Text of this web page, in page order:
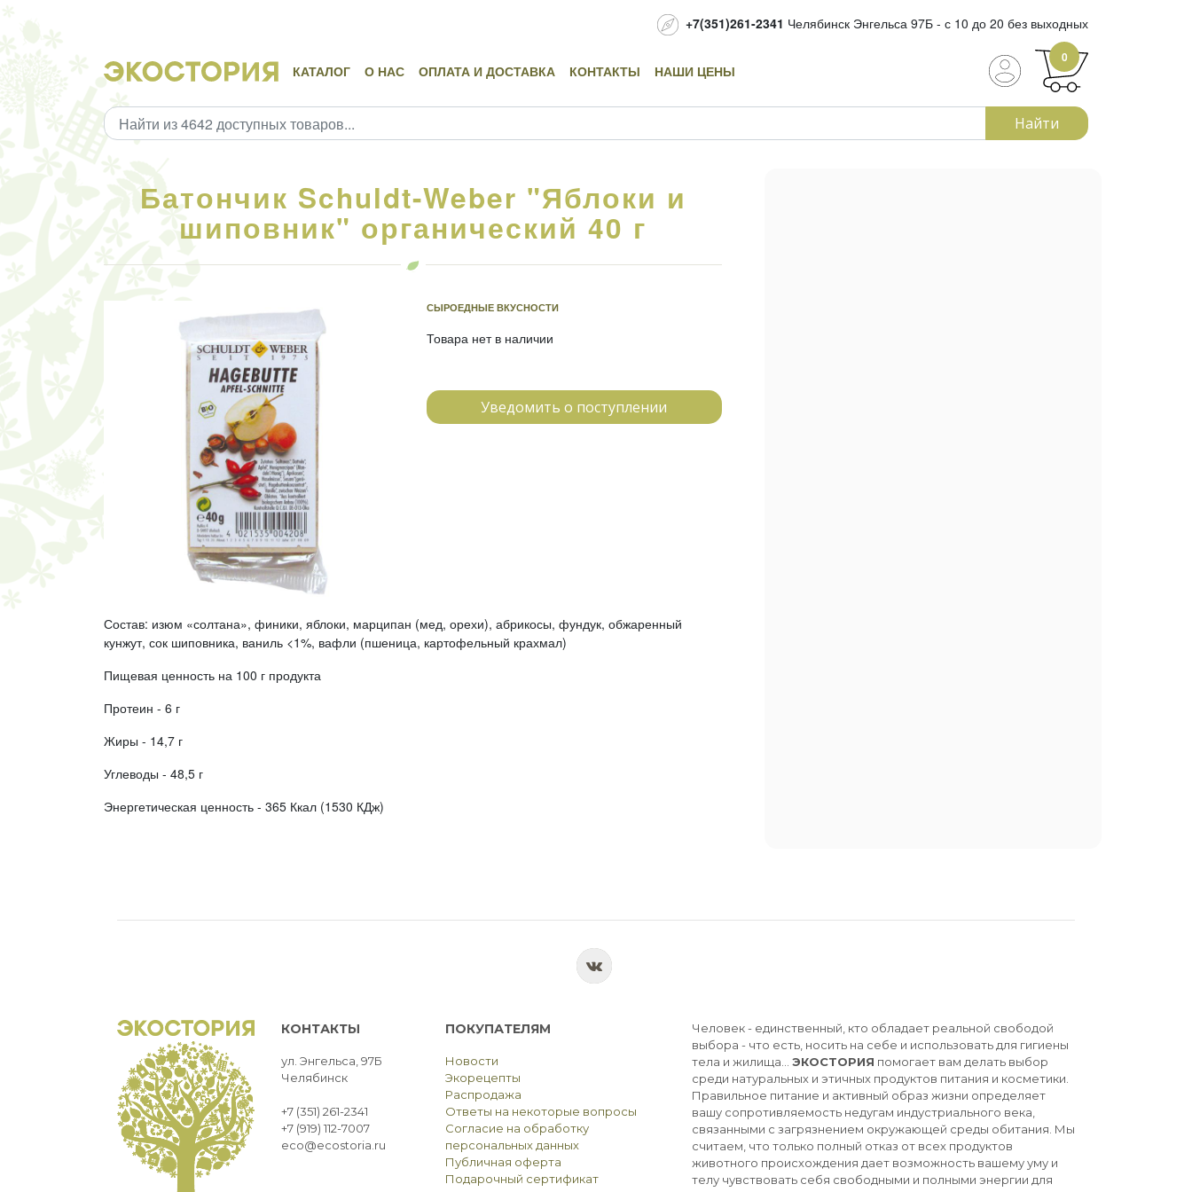
+7(351)261-2341 Челябинск Энгельса 97Б - с 10 до 20 без выходных
КАТАЛОГ О НАС ОПЛАТА И ДОСТАВКА КОНТАКТЫ НАШИ ЦЕНЫ
0
Найти
Батончик Schuldt-Weber "Яблоки и
шиповник" органический 40 г
СЫРОЕДНЫЕ ВКУСНОСТИ
Товара нет в наличии
Уведомить о поступлении
Состав: изюм «солтана», финики, яблоки, марципан (мед, орехи), абрикосы, фундук, обжаренный
кунжут, сок шиповника, ваниль <1%, вафли (пшеница, картофельный крахмал)
Пищевая ценность на 100 г продукта
Протеин - 6 г
Жиры - 14,7 г
Углеводы - 48,5 г
Энергетическая ценность - 365 Ккал (1530 КДж)
КОНТАКТЫ
ул. Энгельса, 97Б
Челябинск
+7 (351) 261-2341
+7 (919) 112-7007
eco@ecostoria.ru
ПОКУПАТЕЛЯМ
Новости
Экорецепты
Распродажа
Ответы на некоторые вопросы
Согласие на обработку
персональных данных
Публичная оферта
Подарочный сертификат
Человек - единственный, кто обладает реальной свободой
выбора - что есть, носить на себе и использовать для гигиены
тела и жилища... ЭКОСТОРИЯ помогает вам делать выбор
среди натуральных и этичных продуктов питания и косметики.
Правильное питание и активный образ жизни определяет
вашу сопротивляемость недугам индустриального века,
связанными с загрязнением окружающей среды обитания. Мы
считаем, что только полный отказ от всех продуктов
животного происхождения дает возможность вашему уму и
телу чувствовать себя свободными и полными энергии для